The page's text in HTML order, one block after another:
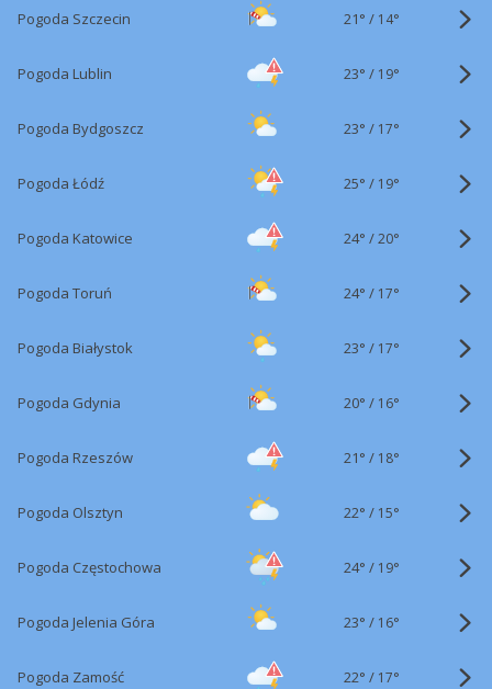
Pogoda Szczecin 21° / 14°
Pogoda Lublin 23° / 19°
Pogoda Bydgoszcz 23° / 17°
Pogoda Łódź 25° / 19°
Pogoda Katowice 24° /20°
Pogoda Toruń 24° / 17°
Pogoda Białystok 23° / 17°
Pogoda Gdynia 20° / 16°
Pogoda Rzeszów 21° / 18°
Pogoda Olsztyn 22° / 15°
Pogoda Częstochowa 24° / 19°
Pogoda Jelenia Góra 23° / 16°
Pogoda Zamość 22° / 17°